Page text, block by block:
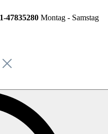
47835280 Montag - Samstag